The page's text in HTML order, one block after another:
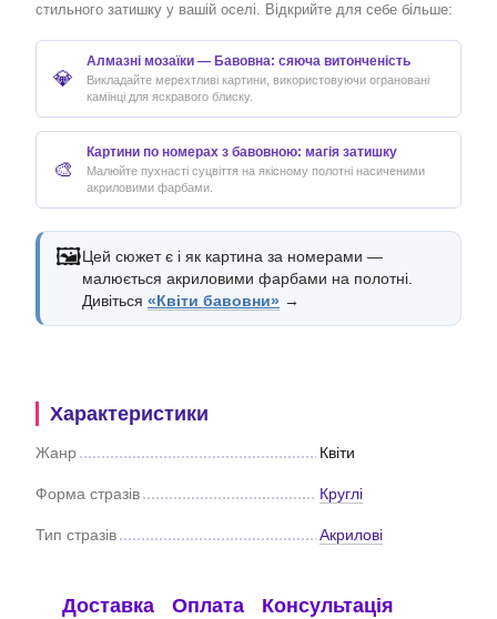
стильного затишку у вашій оселі. Відкрийте для себе більше:
💎
Алмазні мозаїки — Бавовна: сяюча витонченість
Викладайте мерехтливі картини, використовуючи ограновані
камінці для яскравого блиску.
🎨
Картини по номерах з бавовною: магія затишку
Малюйте пухнасті суцвіття на якісному полотні насиченими
акриловими фарбами.
🖼️Цей сюжет є і як картина за номерами —
малюється акриловими фарбами на полотні.
Дивіться «Квіти бавовни» →
Характеристики
Жанр Квіти
Форма стразів Круглі
Тип стразів Акрилові
Доставка Оплата Консультація